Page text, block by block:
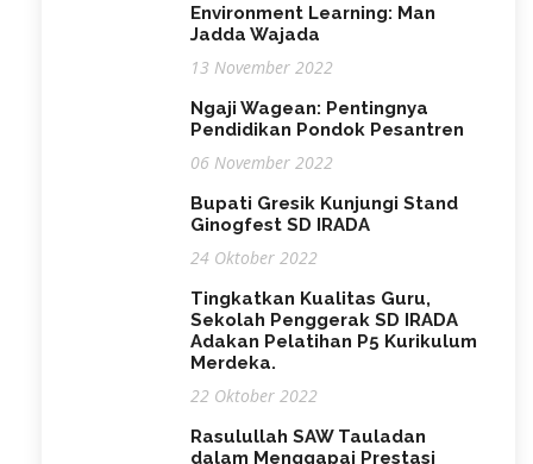
Environment Learning: Man
Jadda Wajada
13 November 2022
Ngaji Wagean: Pentingnya
Pendidikan Pondok Pesantren
06 November 2022
Bupati Gresik Kunjungi Stand
Ginogfest SD IRADA
24 Oktober 2022
Tingkatkan Kualitas Guru,
Sekolah Penggerak SD IRADA
Adakan Pelatihan P5 Kurikulum
Merdeka.
22 Oktober 2022
Rasulullah SAW Tauladan
dalam Menggapai Prestasi